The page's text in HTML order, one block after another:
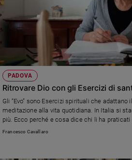
PADOVA
Ritrovare Dio con gli Esercizi di
Gli “Evo” sono Esercizi spirituali che adattano
meditazione alla vita quotidiana. In Italia si
più. Ecco perché e cosa dice chi li ha praticati
Francesco Cavallaro